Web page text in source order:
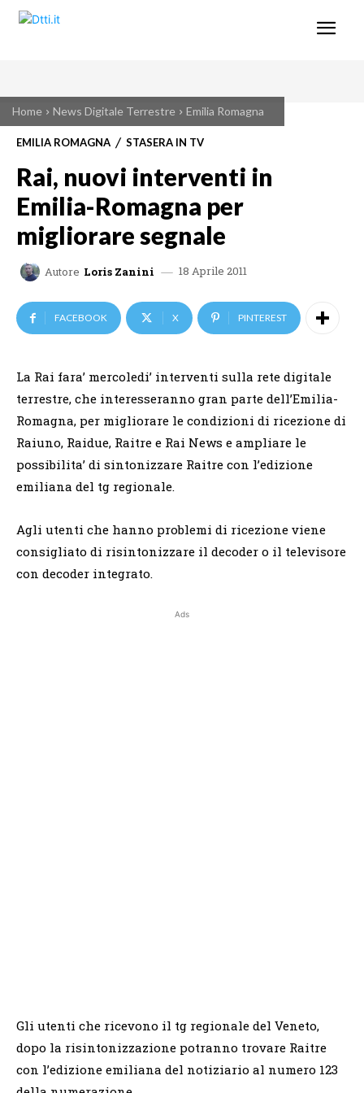
Home News Digitale Terrestre Emilia Romagna
EMILIA ROMAGNA STASERA IN TV
Rai, nuovi interventi in
Emilia-Romagna per
migliorare segnale
Autore Loris Zanini 18 Aprile 2011
FACEBOOK X PINTEREST
La Rai fara’ mercoledi’ interventi sulla rete digitale
terrestre, che interesseranno gran parte dell’Emilia-
Romagna, per migliorare le condizioni di ricezione di
Raiuno, Raidue, Raitre e Rai News e ampliare le
possibilita’ di sintonizzare Raitre con l’edizione
emiliana del tg regionale.
Agli utenti che hanno problemi di ricezione viene
consigliato di risintonizzare il decoder o il televisore
con decoder integrato.
Ads
Gli utenti che ricevono il tg regionale del Veneto,
dopo la risintonizzazione potranno trovare Raitre
con l’edizione emiliana del notiziario al numero 123